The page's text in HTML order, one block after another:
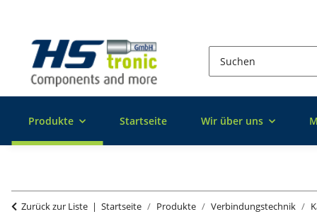
Produkte Startseite Wir über uns
Zurück zur Liste Startseite Produkte Verbindungstechnik